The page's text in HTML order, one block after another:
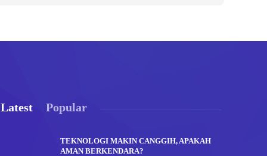
Latest Popular
TEKNOLOGI MAKIN CANGGIH, APAKAH
AMAN BERKENDARA?